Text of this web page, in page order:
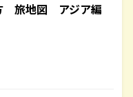
旅地図 アジア編